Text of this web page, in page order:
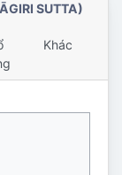
SUTTA)
Khác